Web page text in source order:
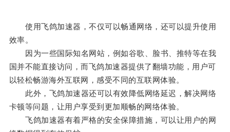
使用飞鸽加速器，不仅可以畅通网络，还可以提升使用
效率。
因为一些国际知名网站，例如谷歌、脸书、推特等在我
国并不能直接访问，而飞鸽加速器提供了翻墙功能，用户可
以轻松畅游海外互联网，感受不同的互联网体验。
此外，飞鸽加速器还可以有效降低网络延迟，解决网络
卡顿等问题，让用户享受到更加顺畅的网络体验。
飞鸽加速器有着严格的安全保障措施，可以让用户的网